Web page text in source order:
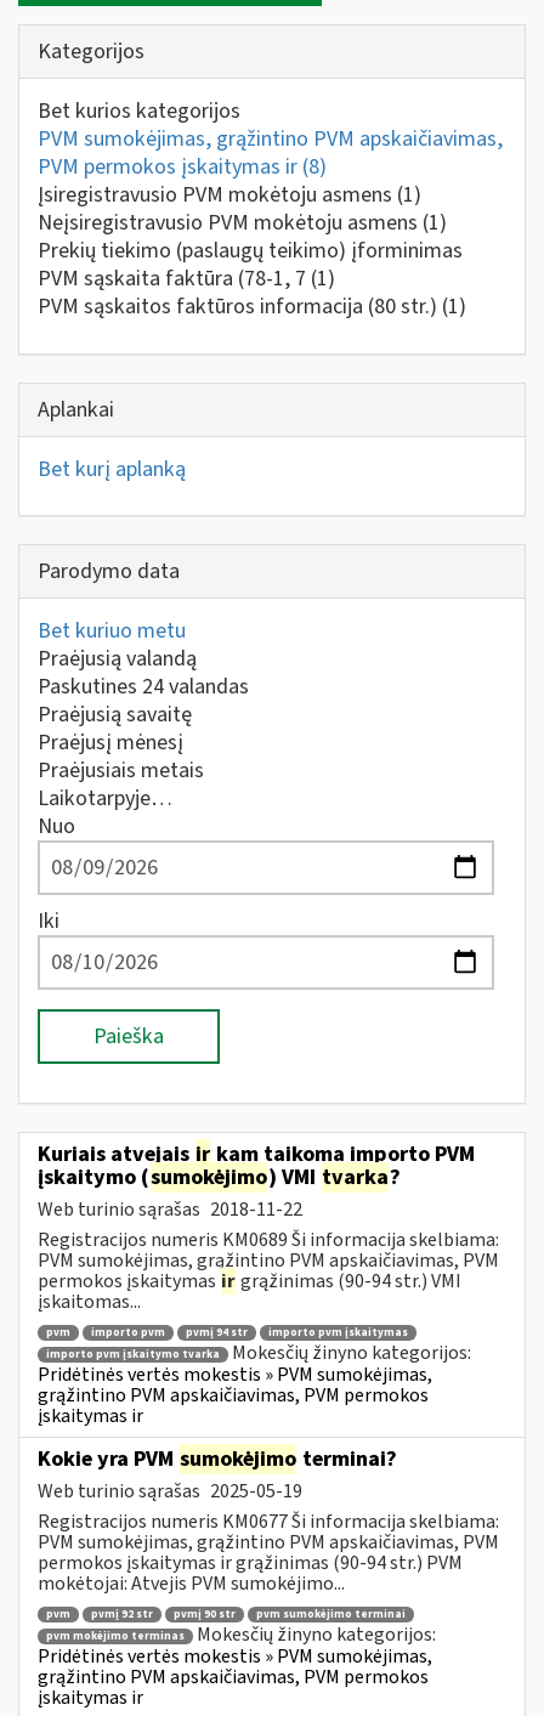
Kategorijos
Bet kurios kategorijos
PVM sumokėjimas, grąžintino PVM apskaičiavimas,
PVM permokos įskaitymas ir (8)
Įsiregistravusio PVM mokėtoju asmens (1)
Neįsiregistravusio PVM mokėtoju asmens (1)
Prekių tiekimo (paslaugų teikimo) įforminimas
PVM sąskaita faktūra (78-1, 7 (1)
PVM sąskaitos faktūros informacija (80 str.) (1)
Aplankai
Bet kurį aplanką
Parodymo data
Bet kuriuo metu
Praėjusią valandą
Paskutines 24 valandas
Praėjusią savaitę
Praėjusį mėnesį
Praėjusiais metais
Laikotarpyje…
Nuo
Iki
Paieška
Kuriais atvejais ir kam taikoma importo PVM
įskaitymo (sumokėjimo) VMI tvarka?
Web turinio sąrašas 2018-11-22
Registracijos numeris KM0689 Ši informacija skelbiama:
PVM sumokėjimas, grąžintino PVM apskaičiavimas, PVM
permokos įskaitymas irgrąžinimas (90-94 str.) VMI
įskaitomas...
pvm importo pvm pvmį 94 str
importo pvm įskaitymas
importo pvm įskaitymo tvarka
Mokesčių žinyno kategorijos:
Pridėtinės vertės mokestis » PVM sumokėjimas,
grąžintino PVM apskaičiavimas, PVM permokos
įskaitymas ir
Kokie yra PVM sumokėjimo terminai?
Web turinio sąrašas 2025-05-19
Registracijos numeris KM0677 Ši informacija skelbiama:
PVM sumokėjimas, grąžintino PVM apskaičiavimas, PVM
permokos įskaitymas ir grąžinimas (90-94 str.) PVM
mokėtojai: Atvejis PVM sumokėjimo...
pvm pvmį 92 str pvmį 90 str
pvm sumokėjimo terminai
pvm mokėjimo terminas
Mokesčių žinyno kategorijos:
Pridėtinės vertės mokestis » PVM sumokėjimas,
grąžintino PVM apskaičiavimas, PVM permokos
įskaitymas ir